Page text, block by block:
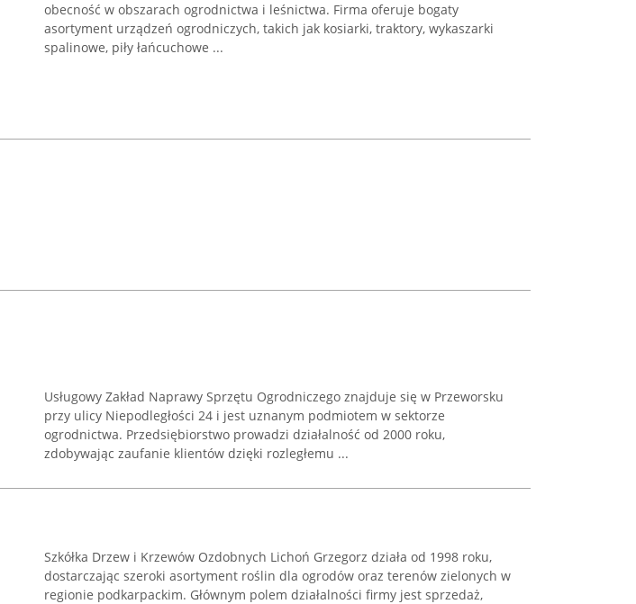
obecność w obszarach ogrodnictwa i leśnictwa. Firma oferuje bogaty
asortyment urządzeń ogrodniczych, takich jak kosiarki, traktory, wykaszarki
spalinowe, piły łańcuchowe ...
Usługowy Zakład Naprawy Sprzętu Ogrodniczego znajduje się w Przeworsku
przy ulicy Niepodległości 24 i jest uznanym podmiotem w sektorze
ogrodnictwa. Przedsiębiorstwo prowadzi działalność od 2000 roku,
zdobywając zaufanie klientów dzięki rozległemu ...
Szkółka Drzew i Krzewów Ozdobnych Lichoń Grzegorz działa od 1998 roku,
dostarczając szeroki asortyment roślin dla ogrodów oraz terenów zielonych w
regionie podkarpackim. Głównym polem działalności firmy jest sprzedaż,